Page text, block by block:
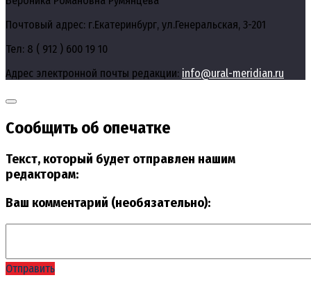
Почтовый адрес: г.Екатеринбург, ул.Генеральская, 3-201
Тел: 8 ( 912 ) 600 19 10
Адрес электронной почты редакции: info@ural-meridian.ru
Сообщить об опечатке
Текст, который будет отправлен нашим
редакторам:
Ваш комментарий (необязательно):
Отправить